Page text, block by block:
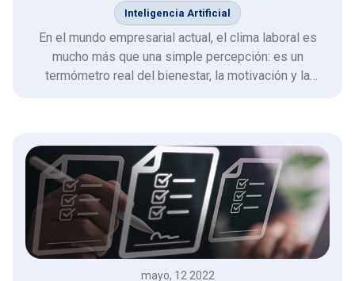
Inteligencia Artificial
En el mundo empresarial actual, el clima laboral es
mucho más que una simple percepción: es un
termómetro real del bienestar, la motivación y la
inteligencia artificial (IA) …
mayo, 12 2022